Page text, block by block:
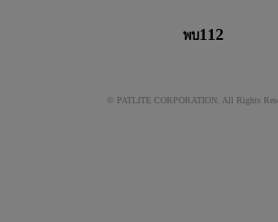
พบ112
© PATLITE CORPORATION. All Rights